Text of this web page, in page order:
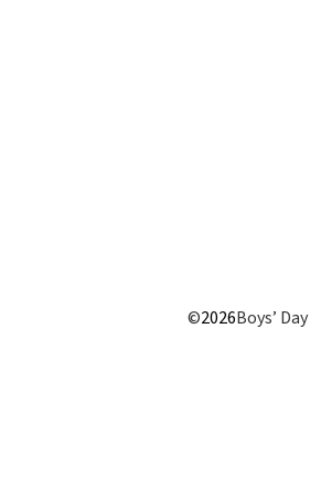
©2026Boys’ Day